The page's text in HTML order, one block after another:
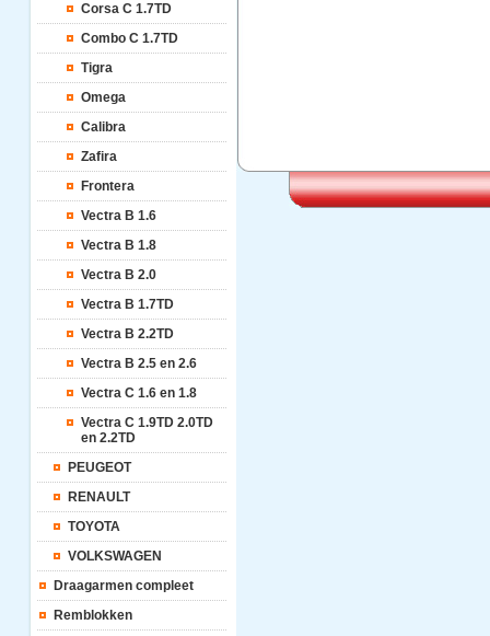
Corsa C 1.7TD
Combo C 1.7TD
Tigra
Omega
Calibra
Zafira
Frontera
Vectra B 1.6
Vectra B 1.8
Vectra B 2.0
Vectra B 1.7TD
Vectra B 2.2TD
Vectra B 2.5 en 2.6
Vectra C 1.6 en 1.8
Vectra C 1.9TD 2.0TD
en 2.2TD
PEUGEOT
RENAULT
TOYOTA
VOLKSWAGEN
Draagarmen compleet
Remblokken